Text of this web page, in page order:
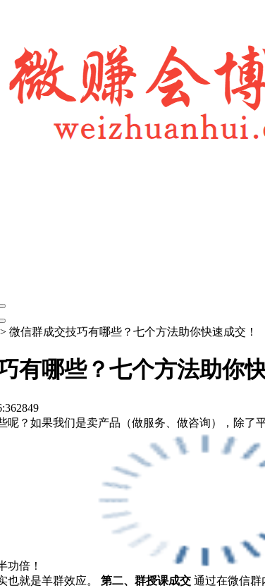
> 微信群成交技巧有哪些？七个方法助你快速成交！
有哪些？七个方法助你
2849
呢？如果我们是卖产品（做服务、做咨询），除
功倍！
也就是羊群效应。 第二、群授课成交 通过在微信群